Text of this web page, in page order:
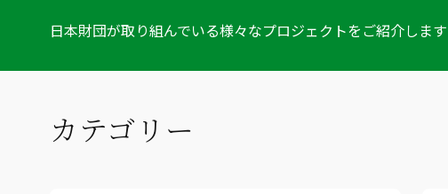
日本財団が取り組んでいる様々なプロジェクトをご紹介します
カテゴリー